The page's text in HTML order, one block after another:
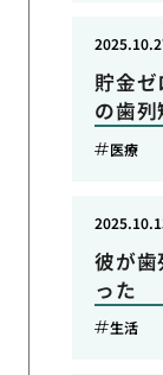
貯金
の歯
医療
彼が
った
生活